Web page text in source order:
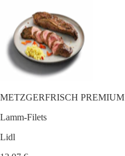
METZGERFRISCH PREMIUM
Lamm-Filets
Lidl